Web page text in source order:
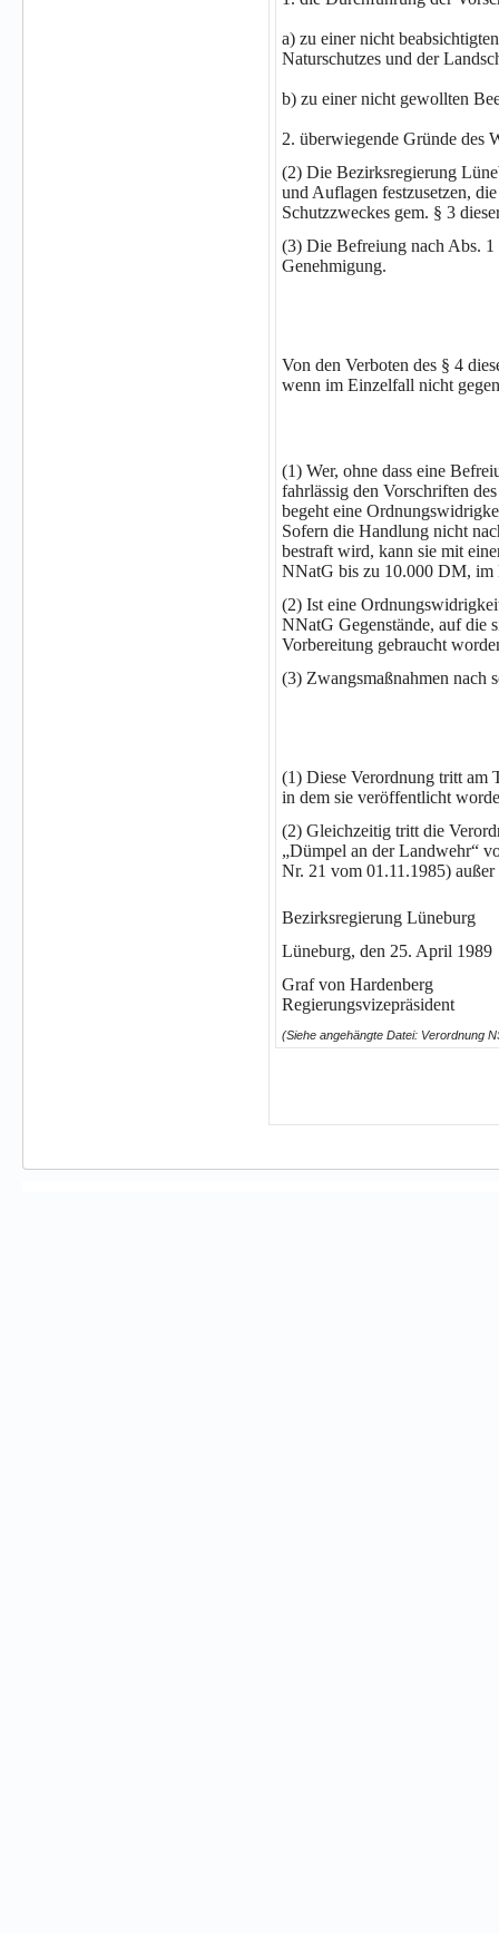
a) zu einer nicht
Naturschutzes und der
b) zu einer nicht gewollten
2. überwiegende Gründe des
(2) Die Bezirksregierung
und Auflagen festzusetzen,
Schutzzweckes gem. § 3
(3) Die Befreiung nach Abs. 1
Genehmigung.
Von den Verboten des § 4
wenn im Einzelfall nicht
(1) Wer, ohne dass eine
fahrlässig den Vorschriften
begeht eine
Sofern die Handlung nicht
bestraft wird, kann sie mit
NNatG bis zu 10.000 DM, im
(2) Ist eine
NNatG Gegenstände, auf die
Vorbereitung gebraucht
(3) Zwangsmaßnahmen nach
(1) Diese Verordnung tritt am
in dem sie veröffentlicht
(2) Gleichzeitig tritt die
„Dümpel an der Landwehr“
Nr. 21 vom 01.11.1985)
Bezirksregierung Lüneburg
Lüneburg, den 25. April 1989
Graf von Hardenberg
Regierungsvizepräsident
(Siehe angehängte Datei: Verordnung